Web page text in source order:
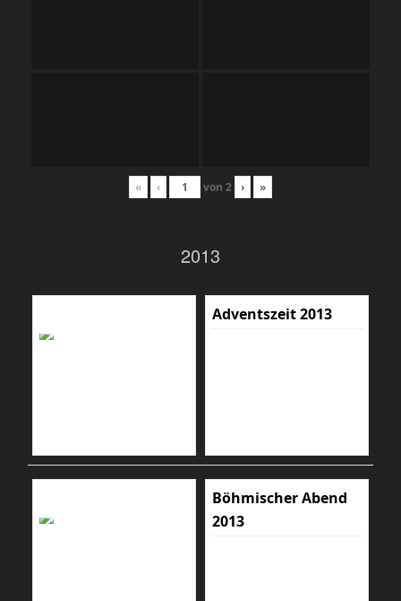
« ‹ von 2 › »
2013
Adventszeit 2013
Böhmischer Abend
2013